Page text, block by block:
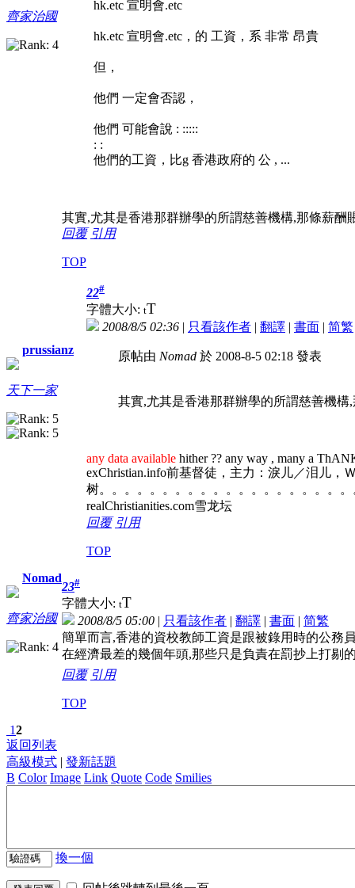
齊家治國
hk.etc 宣明會.etc
hk.etc 宣明會.etc，的 工資，系 非常 昂貴
但，
他們 一定會否認，
他們 可能會說 : :::::
: :
他們的工資，比g 香港政府的 公 , ...
其實,尤其是香港那群辦學的所謂慈善機構,那條薪酬
回覆 引用
TOP
prussianz
天下一家
22#
字體大小: tT
2008/8/5 02:36 | 只看該作者 | 翻譯 | 書面 | 简繁
原帖由 Nomad 於 2008-8-5 02:18 發表
其實,尤其是香港那群辦學的所謂慈善機
any data available hither ?? any way , many a
exChristian.info前基督徒，主力：淚儿／泪儿，
树。。。。。。。。。。。。。。。。。。。
realChristianities.com雪龙坛
回覆 引用
TOP
Nomad
齊家治國
23#
字體大小: tT
2008/8/5 05:00 | 只看該作者 | 翻譯 | 書面 | 简繁
簡單而言,香港的資校教師工資是跟被錄用時的公務
在經濟最差的幾個年頭,那些只是負責在罰抄上打剔
回覆 引用
TOP
12
返回列表
高級模式 | 發新話題
B Color Image Link Quote Code Smilies
換一個